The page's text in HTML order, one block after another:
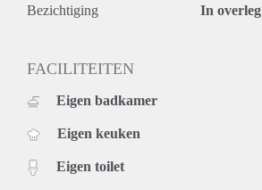
Bezichtiging In overleg
FACILITEITEN
Eigen badkamer
Eigen keuken
Eigen toilet